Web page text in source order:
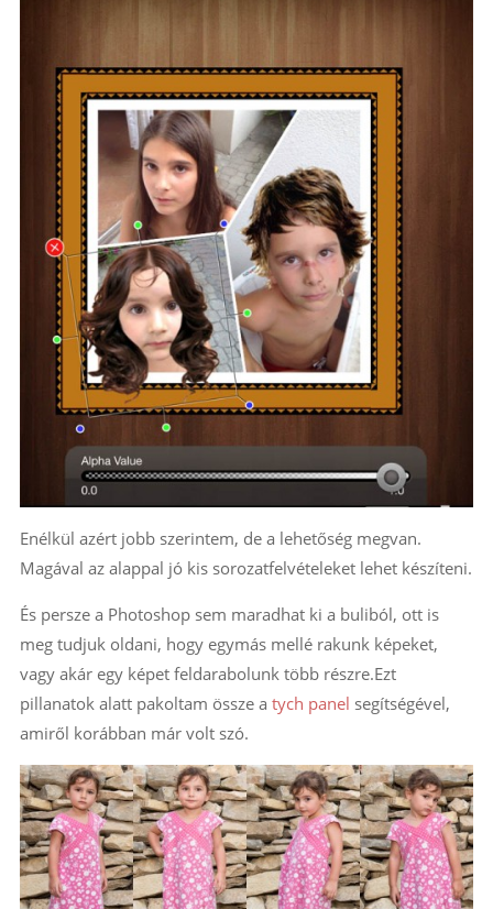
Enélkül azért jobb szerintem, de a lehetőség megvan.
Magával az alappal jó kis sorozatfelvételeket lehet készíteni.
És persze a Photoshop sem maradhat ki a buliból, ott is
meg tudjuk oldani, hogy egymás mellé rakunk képeket,
vagy akár egy képet feldarabolunk több részre.Ezt
pillanatok alatt pakoltam össze a tych panel segítségével,
amiről korábban már volt szó.